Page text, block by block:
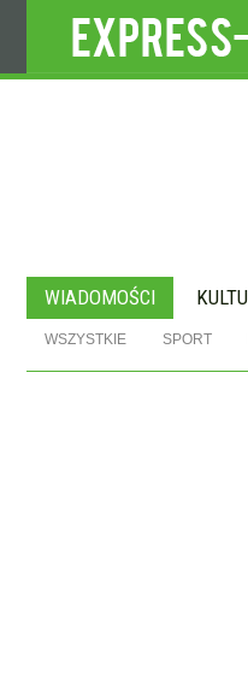
WIADOMOŚCI
WSZYSTKIE SPORT